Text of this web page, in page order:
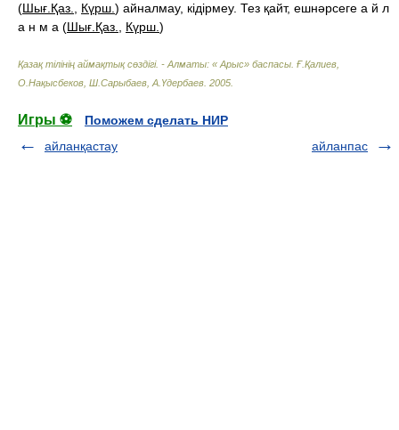
(Шығ.Қаз. Күрш. ) айналмау, кідірмеу. Тез қайт, ешнәрсеге а й л
а н м а (Шығ.Қаз. Күрш. )
Қазақ тілінің аймақтық сөздігі. - Алматы: « Арыс» баспасы Ғ.Қалиев,
О.Нақысбеков, Ш.Сарыбаев, А.Үдербаев 2005
Игры ⚽
Поможем сделать НИР
айланқастау
айланпас